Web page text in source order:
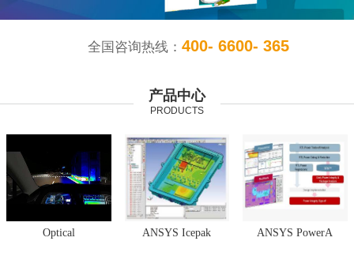
全国咨询热线： 400- 6600- 365
产品中心
PRODUCTS
Optical ANSYS Icepak ANSYS PowerA